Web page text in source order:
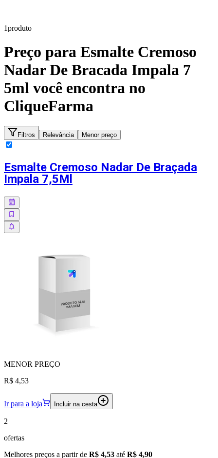
1produto
Preço para Esmalte Cremoso
Nadar De Bracada Impala 7
5ml você encontra no
CliqueFarma
Filtros Relevância Menor preço
Esmalte Cremoso Nadar De Braçada
Impala 7,5Ml
MENOR PREÇO
R$ 4,53
Ir para a loja Incluir na cesta
2
ofertas
Melhores preços a partir de R$ 4,53 até R$ 4,90